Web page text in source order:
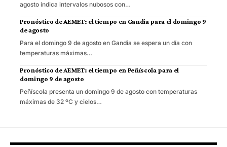
agosto indica intervalos nubosos con…
Pronóstico de AEMET: el tiempo en Gandia para el domingo 9
de agosto
Para el domingo 9 de agosto en Gandia se espera un día con
temperaturas máximas…
Pronóstico de AEMET: el tiempo en Peñíscola para el
domingo 9 de agosto
Peñíscola presenta un domingo 9 de agosto con temperaturas
máximas de 32 ºC y cielos…